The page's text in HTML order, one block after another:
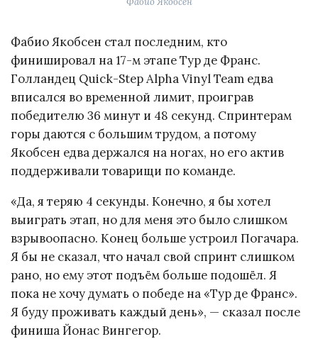
Фабио Якобсен стал последним, кто
финишировал на 17-м этапе Тур де Франс.
Голландец Quick-Step Alpha Vinyl Team едва
вписался во временной лимит, проиграв
победителю 36 минут и 48 секунд. Спринтерам
горы даются с большим трудом, а потому
Якобсен едва держался на ногах, но его актив
поддерживали товарищи по команде.
«Да, я теряю 4 секунды. Конечно, я бы хотел
выиграть этап, но для меня это было слишком
взрывоопасно. Конец больше устроил Погачара.
Я бы не сказал, что начал свой спринт слишком
рано, но ему этот подъём больше подошёл. Я
пока не хочу думать о победе на «Тур де Франс».
Я буду проживать каждый день», — сказал после
финиша Йонас Вингегор.